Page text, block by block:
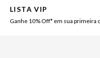
LISTA VIP
Ganhe 10% Off* em sua primeira